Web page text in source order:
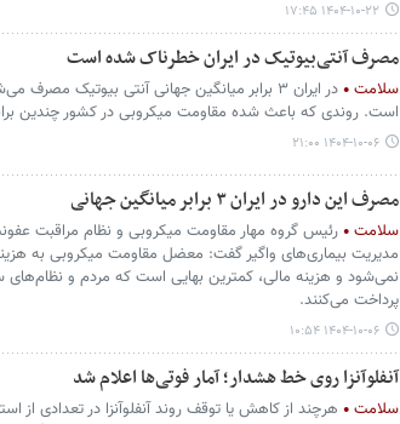
۱۴۰۴-۱۰-۲۲ ۱۷:۴۵
مصرف آنتی‌بیوتیک در ایران خطرناک شده است
سلامت
در ایران ۳ برابر میانگین جهانی آنتی بیوتیک
است. روندی که باعث شده مقاومت میکروبی در کشور چندین
۱۴۰۴-۱۰-۰۶ ۲۱:۰۰
مصرف این دارو در ایران ۳ برابر میانگین جهانی
سلامت
رئیس گروه مهار مقاومت میکروبی و نظام مراقبت
مدیریت بیماری‌های واگیر گفت: معضل مقاومت میکروبی به
نمی‌شود و هزینه مالی، کمترین بهایی است که مردم و نظام‌های
پرداخت می‌کنند.
۱۴۰۴-۱۰-۰۶ ۱۰:۵۴
آنفلوآنزا روی خط هشدار؛ آمار فوتی‌ها اعلام شد
سلامت
هرچند از کاهش یا توقف روند آنفلوآنزا در تعدادی از